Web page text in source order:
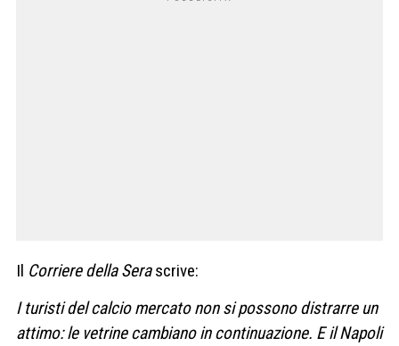
Il Corriere della Serascrive:
I turisti del calcio mercato non si possono distrarre un
attimo: le vetrine cambiano in continuazione. E il Napoli